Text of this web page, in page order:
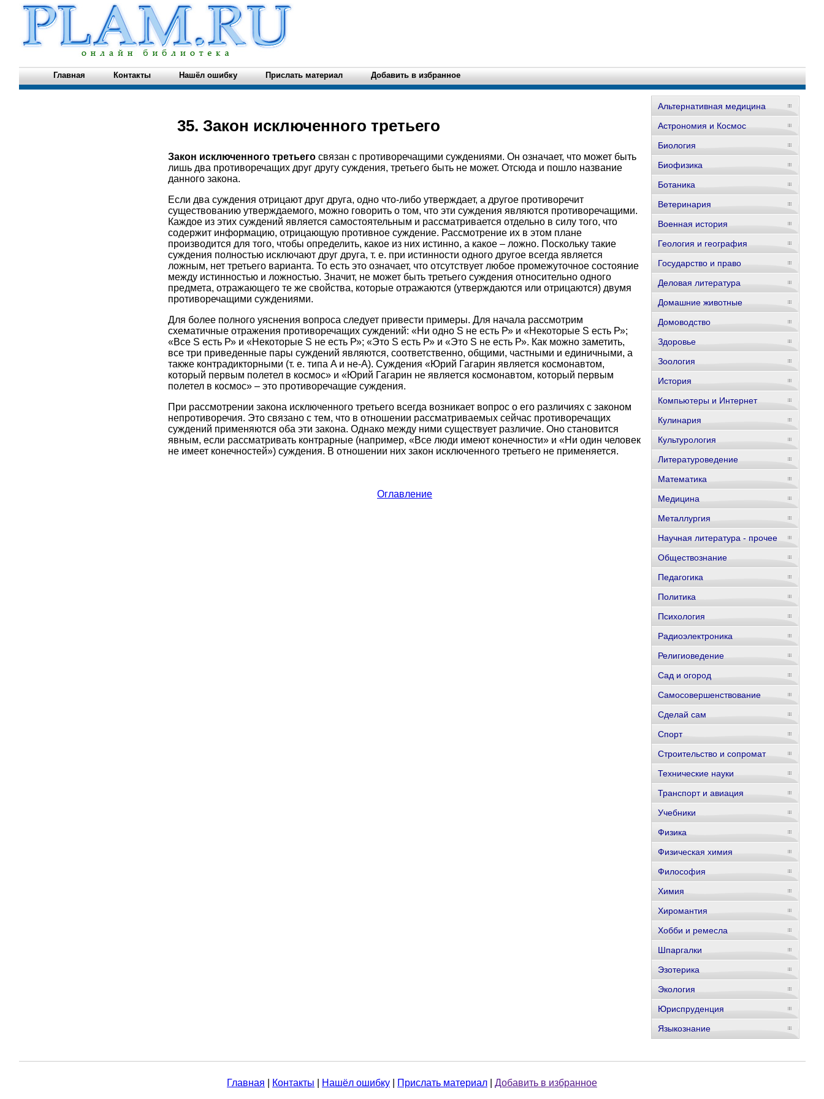
Главная Контакты Нашёл ошибку Прислать материал Добавить в избранное
35. Закон исключенного третьего
Закон исключенного третьего связан с противоречащими суждениями. Он означает, что может быть
лишь два противоречащих друг другу суждения, третьего быть не может. Отсюда и пошло название
данного закона.
Если два суждения отрицают друг друга, одно что-либо утверждает, а другое противоречит
существованию утверждаемого, можно говорить о том, что эти суждения являются противоречащими.
Каждое из этих суждений является самостоятельным и рассматривается отдельно в силу того, что
содержит информацию, отрицающую противное суждение. Рассмотрение их в этом плане
производится для того, чтобы определить, какое из них истинно, а какое – ложно. Поскольку такие
суждения полностью исключают друг друга, т. е. при истинности одного другое всегда является
ложным, нет третьего варианта. То есть это означает, что отсутствует любое промежуточное состояние
между истинностью и ложностью. Значит, не может быть третьего суждения относительно одного
предмета, отражающего те же свойства, которые отражаются (утверждаются или отрицаются) двумя
противоречащими суждениями.
Для более полного уяснения вопроса следует привести примеры. Для начала рассмотрим
схематичные отражения противоречащих суждений: «Ни одно S не есть Р» и «Некоторые S есть Р»;
«Все S есть Р» и «Некоторые S не есть Р»; «Это S есть Р» и «Это S не есть Р». Как можно заметить,
все три приведенные пары суждений являются, соответственно, общими, частными и единичными, а
также контрадикторными (т. е. типа A и не-А). Суждения «Юрий Гагарин является космонавтом,
который первым полетел в космос» и «Юрий Гагарин не является космонавтом, который первым
полетел в космос» – это противоречащие суждения.
При рассмотрении закона исключенного третьего всегда возникает вопрос о его различиях с законом
непротиворечия. Это связано с тем, что в отношении рассматриваемых сейчас противоречащих
суждений применяются оба эти закона. Однако между ними существует различие. Оно становится
явным, если рассматривать контрарные (например, «Все люди имеют конечности» и «Ни один человек
не имеет конечностей») суждения. В отношении них закон исключенного третьего не применяется.
Оглавление
Альтернативная медицина
Астрономия и Космос
Биология
Биофизика
Ботаника
Ветеринария
Военная история
Геология и география
Государство и право
Деловая литература
Домашние животные
Домоводство
Здоровье
Зоология
История
Компьютеры и Интернет
Кулинария
Культурология
Литературоведение
Математика
Медицина
Металлургия
Научная литература - прочее
Обществознание
Педагогика
Политика
Психология
Радиоэлектроника
Религиоведение
Сад и огород
Самосовершенствование
Сделай сам
Спорт
Строительство и сопромат
Технические науки
Транспорт и авиация
Учебники
Физика
Физическая химия
Философия
Химия
Хиромантия
Хобби и ремесла
Шпаргалки
Эзотерика
Экология
Юриспруденция
Языкознание
Главная Контакты Нашёл ошибку Прислать материал Добавить в избранное